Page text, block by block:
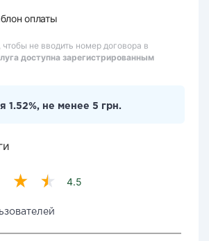
оплаты
не вводить номер договора в
доступна зарегистрированным
1.52%, не менее 5 грн.
4.5